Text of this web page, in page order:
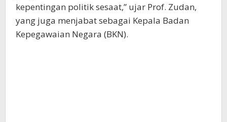
kepentingan politik sesaat,” ujar Prof. Zudan,
yang juga menjabat sebagai Kepala Badan
Kepegawaian Negara (BKN).